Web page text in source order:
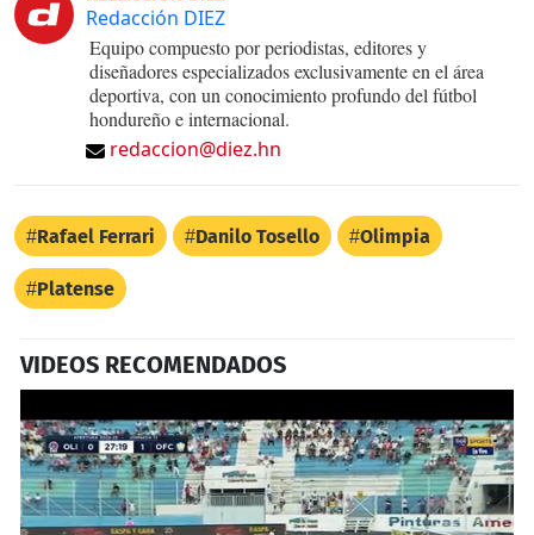
Redacción DIEZ
Equipo compuesto por periodistas, editores y
diseñadores especializados exclusivamente en el área
deportiva, con un conocimiento profundo del fútbol
hondureño e internacional.
redaccion@diez.hn
Rafael Ferrari Danilo Tosello Olimpia
Platense
VIDEOS RECOMENDADOS